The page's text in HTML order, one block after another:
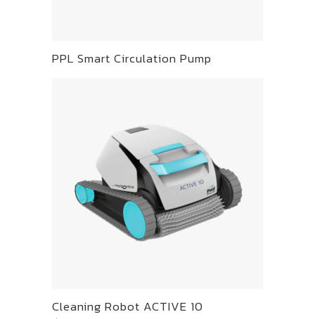
PPL Smart Circulation Pump
Cleaning Robot ACTIVE 10